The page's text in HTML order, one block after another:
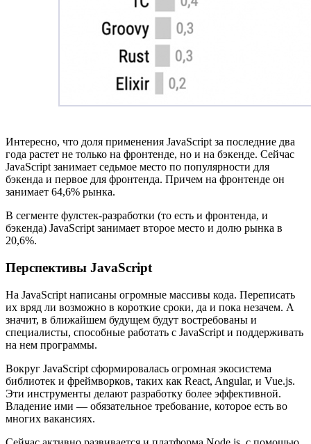
Интересно, что доля применения JavaScript за последние два
года растет не только на фронтенде, но и на бэкенде. Сейчас
JavaScript занимает седьмое место по популярности для
бэкенда и первое для фронтенда. Причем на фронтенде он
занимает 64,6% рынка.
В сегменте фулстек-разработки (то есть и фронтенда, и
бэкенда) JavaScript занимает второе место и долю рынка в
20,6%.
Перспективы JavaScript
На JavaScript написаны огромные массивы кода. Переписать
их вряд ли возможно в короткие сроки, да и пока незачем. А
значит, в ближайшем будущем будут востребованы и
специалисты, способные работать с JavaScript и поддерживать
на нем программы.
Вокруг JavaScript сформировалась огромная экосистема
библиотек и фреймворков, таких как React, Angular, и Vue.js.
Эти инструменты делают разработку более эффективной.
Владение ими — обязательное требование, которое есть во
многих вакансиях.